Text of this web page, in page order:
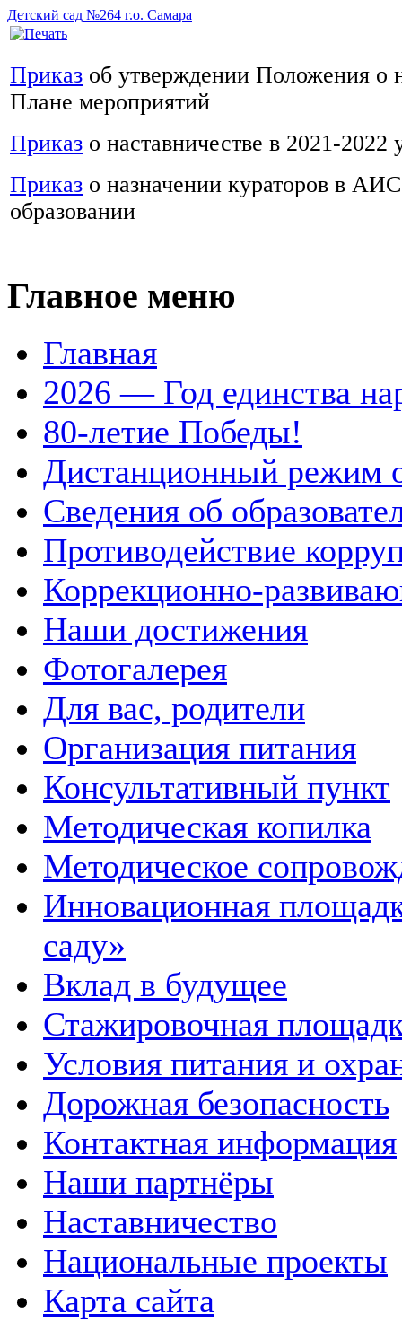
Детский сад №264 г.о. Самара
Приказ об утверждении Положения о
Плане мероприятий
Приказ о наставничестве в 2021-2022
Приказ о назначении кураторов в
образовании
Главное меню
Главная
2026 — Год единства
80-летие Победы!
Дистанционный режим
Сведения об
Противодействие
Коррекционно-
Наши достижения
Фотогалерея
Для вас, родители
Организация питания
Консультативный пункт
Методическая копилка
Методическое
Инновационная
саду»
Вклад в будущее
Стажировочная
Условия питания и
Дорожная безопасность
Контактная информация
Наши партнёры
Наставничество
Национальные проекты
Карта сайта